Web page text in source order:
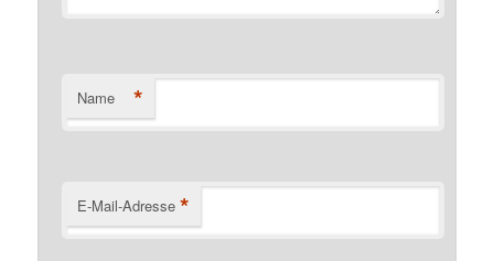
Name *
E-Mail-Adresse *